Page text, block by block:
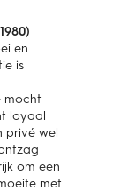
en
is
mocht
loyaal
privé wel
om een
met